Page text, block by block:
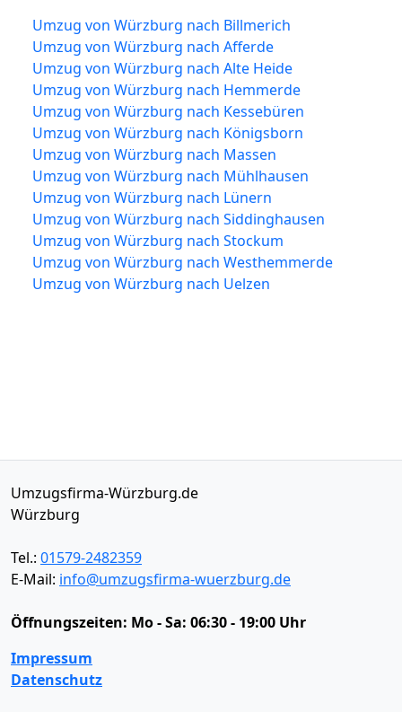
Umzug von Würzburg nach Billmerich
Umzug von Würzburg nach Afferde
Umzug von Würzburg nach Alte Heide
Umzug von Würzburg nach Hemmerde
Umzug von Würzburg nach Kessebüren
Umzug von Würzburg nach Königsborn
Umzug von Würzburg nach Massen
Umzug von Würzburg nach Mühlhausen
Umzug von Würzburg nach Lünern
Umzug von Würzburg nach Siddinghausen
Umzug von Würzburg nach Stockum
Umzug von Würzburg nach Westhemmerde
Umzug von Würzburg nach Uelzen
Umzugsfirma-Würzburg.de
Würzburg
Tel.: 01579-2482359
E-Mail: info@umzugsfirma-wuerzburg.de
Öffnungszeiten: Mo - Sa: 06:30 - 19:00 Uhr
Impressum
Datenschutz